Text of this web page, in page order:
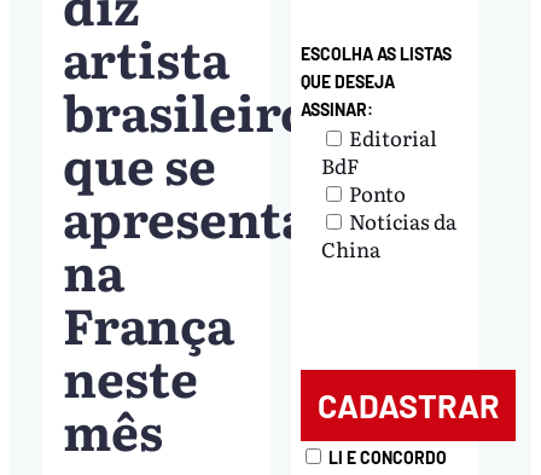
artista
brasileiro
que se
apresenta
na
França
neste
mês
ESCOLHA AS LISTAS
QUE DESEJA
ASSINAR:
Editorial
BdF
Ponto
Notícias da
China
LI E CONCORDO